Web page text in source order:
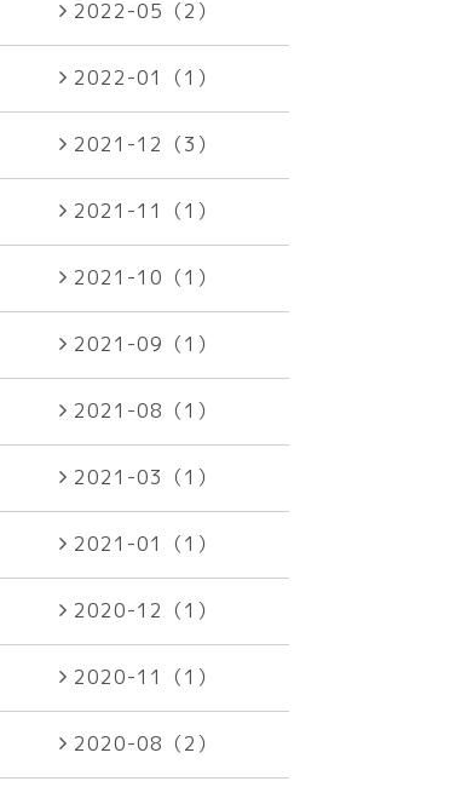
2022-05（2）
2022-01（1）
2021-12（3）
2021-11（1）
2021-10（1）
2021-09（1）
2021-08（1）
2021-03（1）
2021-01（1）
2020-12（1）
2020-11（1）
2020-08（2）